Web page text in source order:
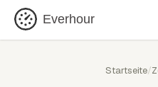
Everhour
Startseite/